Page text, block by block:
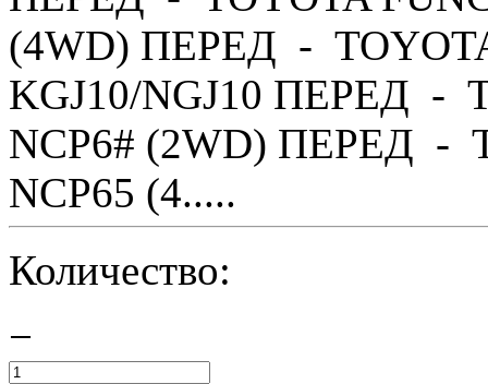
(4WD) ПЕРЕД -
KGJ10/NGJ10 ПЕРЕД -
NCP6# (2WD) ПЕРЕД -
NCP65 (4.....
Количество:
−